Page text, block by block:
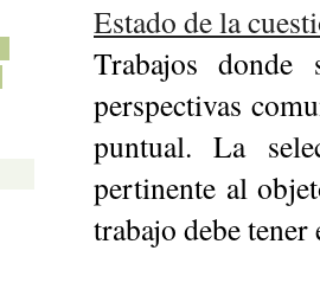
Estado de la
Trabajos donde
perspectivas
puntual. La
pertinente al
trabajo debe